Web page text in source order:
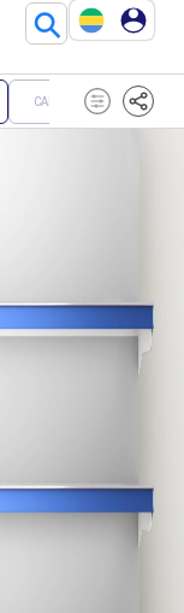
⚲
CAFE
PRODUITS
SALÉ